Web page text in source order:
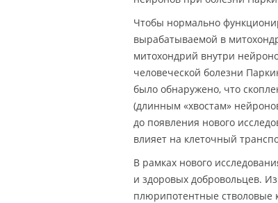
Чтобы нормально
вырабатываемой в
митохондрий внутри
человеческой болезни
было обнаружено, что
(длинным «хвостам»
до появления нового
влияет на клеточный
В рамках нового
и здоровых добровольцев.
плюрипотентные стволовые